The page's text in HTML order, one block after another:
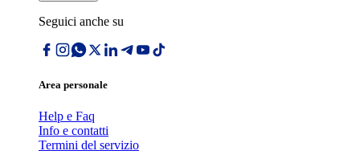
Seguici anche su
Area personale
Help e Faq
Info e contatti
Termini del servizio